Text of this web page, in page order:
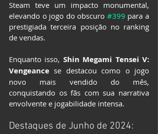
Steam teve um impacto monumental,
elevando o jogo do obscuro #399 para a
prestigiada terceira posição no ranking
de vendas.
Enquanto isso, Shin Megami Tensei V:
Vengeance se destacou como o jogo
novo mais vendido do mês,
conquistando os fãs com sua narrativa
envolvente e jogabilidade intensa.
Destaques de Junho de 2024: